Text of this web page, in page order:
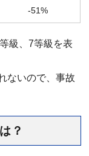
-51%
級、7等級を表
ないので、事故
？